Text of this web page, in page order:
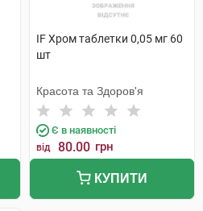
IF Хром таблетки 0,05 мг 60
шт
Красота та Здоров'я
Є в наявності
від 80.00 грн
КУПИТИ